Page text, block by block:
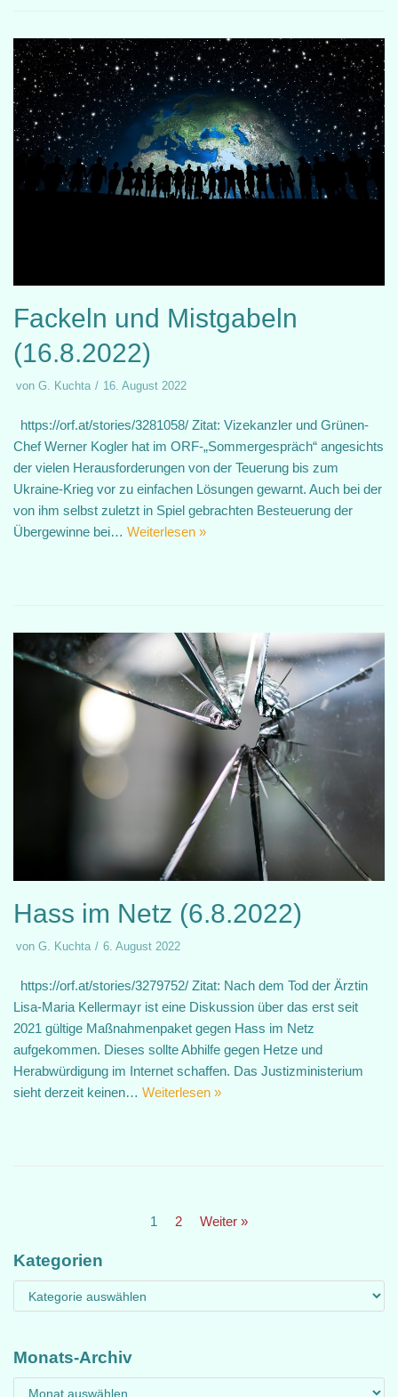
Fackeln und Mistgabeln
(16.8.2022)
von G. Kuchta 16. August 2022
https://orf.at/stories/3281058/ Zitat: Vizekanzler und Grünen-
Chef Werner Kogler hat im ORF-„Sommergespräch“ angesichts
der vielen Herausforderungen von der Teuerung bis zum
Ukraine-Krieg vor zu einfachen Lösungen gewarnt. Auch bei der
von ihm selbst zuletzt in Spiel gebrachten Besteuerung der
Übergewinne bei… Weiterlesen »
Hass im Netz (6.8.2022)
von G. Kuchta 6. August 2022
https://orf.at/stories/3279752/ Zitat: Nach dem Tod der Ärztin
Lisa-Maria Kellermayr ist eine Diskussion über das erst seit
2021 gültige Maßnahmenpaket gegen Hass im Netz
aufgekommen. Dieses sollte Abhilfe gegen Hetze und
Herabwürdigung im Internet schaffen. Das Justizministerium
sieht derzeit keinen… Weiterlesen »
1 2 Weiter »
Kategorien
Monats-Archiv